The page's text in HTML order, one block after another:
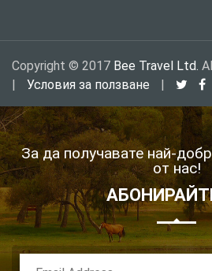
Copyright © 2017 Bee Travel Ltd.
Условия за ползване
За да получавате най-
от нас!